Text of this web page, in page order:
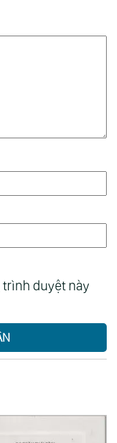
duyệt này